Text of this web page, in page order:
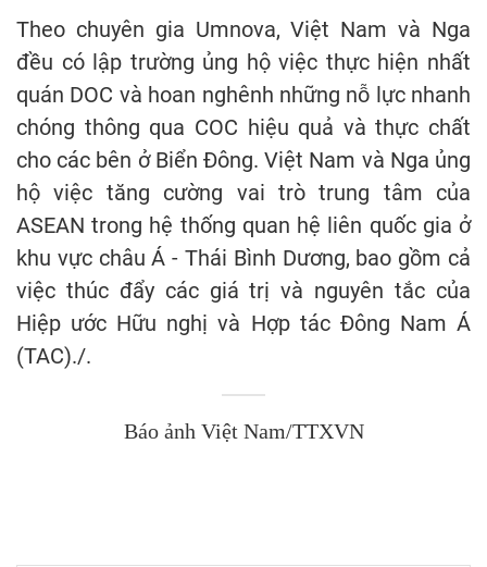
Theo chuyên gia Umnova, Việt Nam và Nga
đều có lập trường ủng hộ việc thực hiện nhất
quán DOC và hoan nghênh những nỗ lực nhanh
chóng thông qua COC hiệu quả và thực chất
cho các bên ở Biển Đông. Việt Nam và Nga ủng
hộ việc tăng cường vai trò trung tâm của
ASEAN trong hệ thống quan hệ liên quốc gia ở
khu vực châu Á - Thái Bình Dương, bao gồm cả
việc thúc đẩy các giá trị và nguyên tắc của
Hiệp ước Hữu nghị và Hợp tác Đông Nam Á
(TAC)./.
Báo ảnh Việt Nam/TTXVN